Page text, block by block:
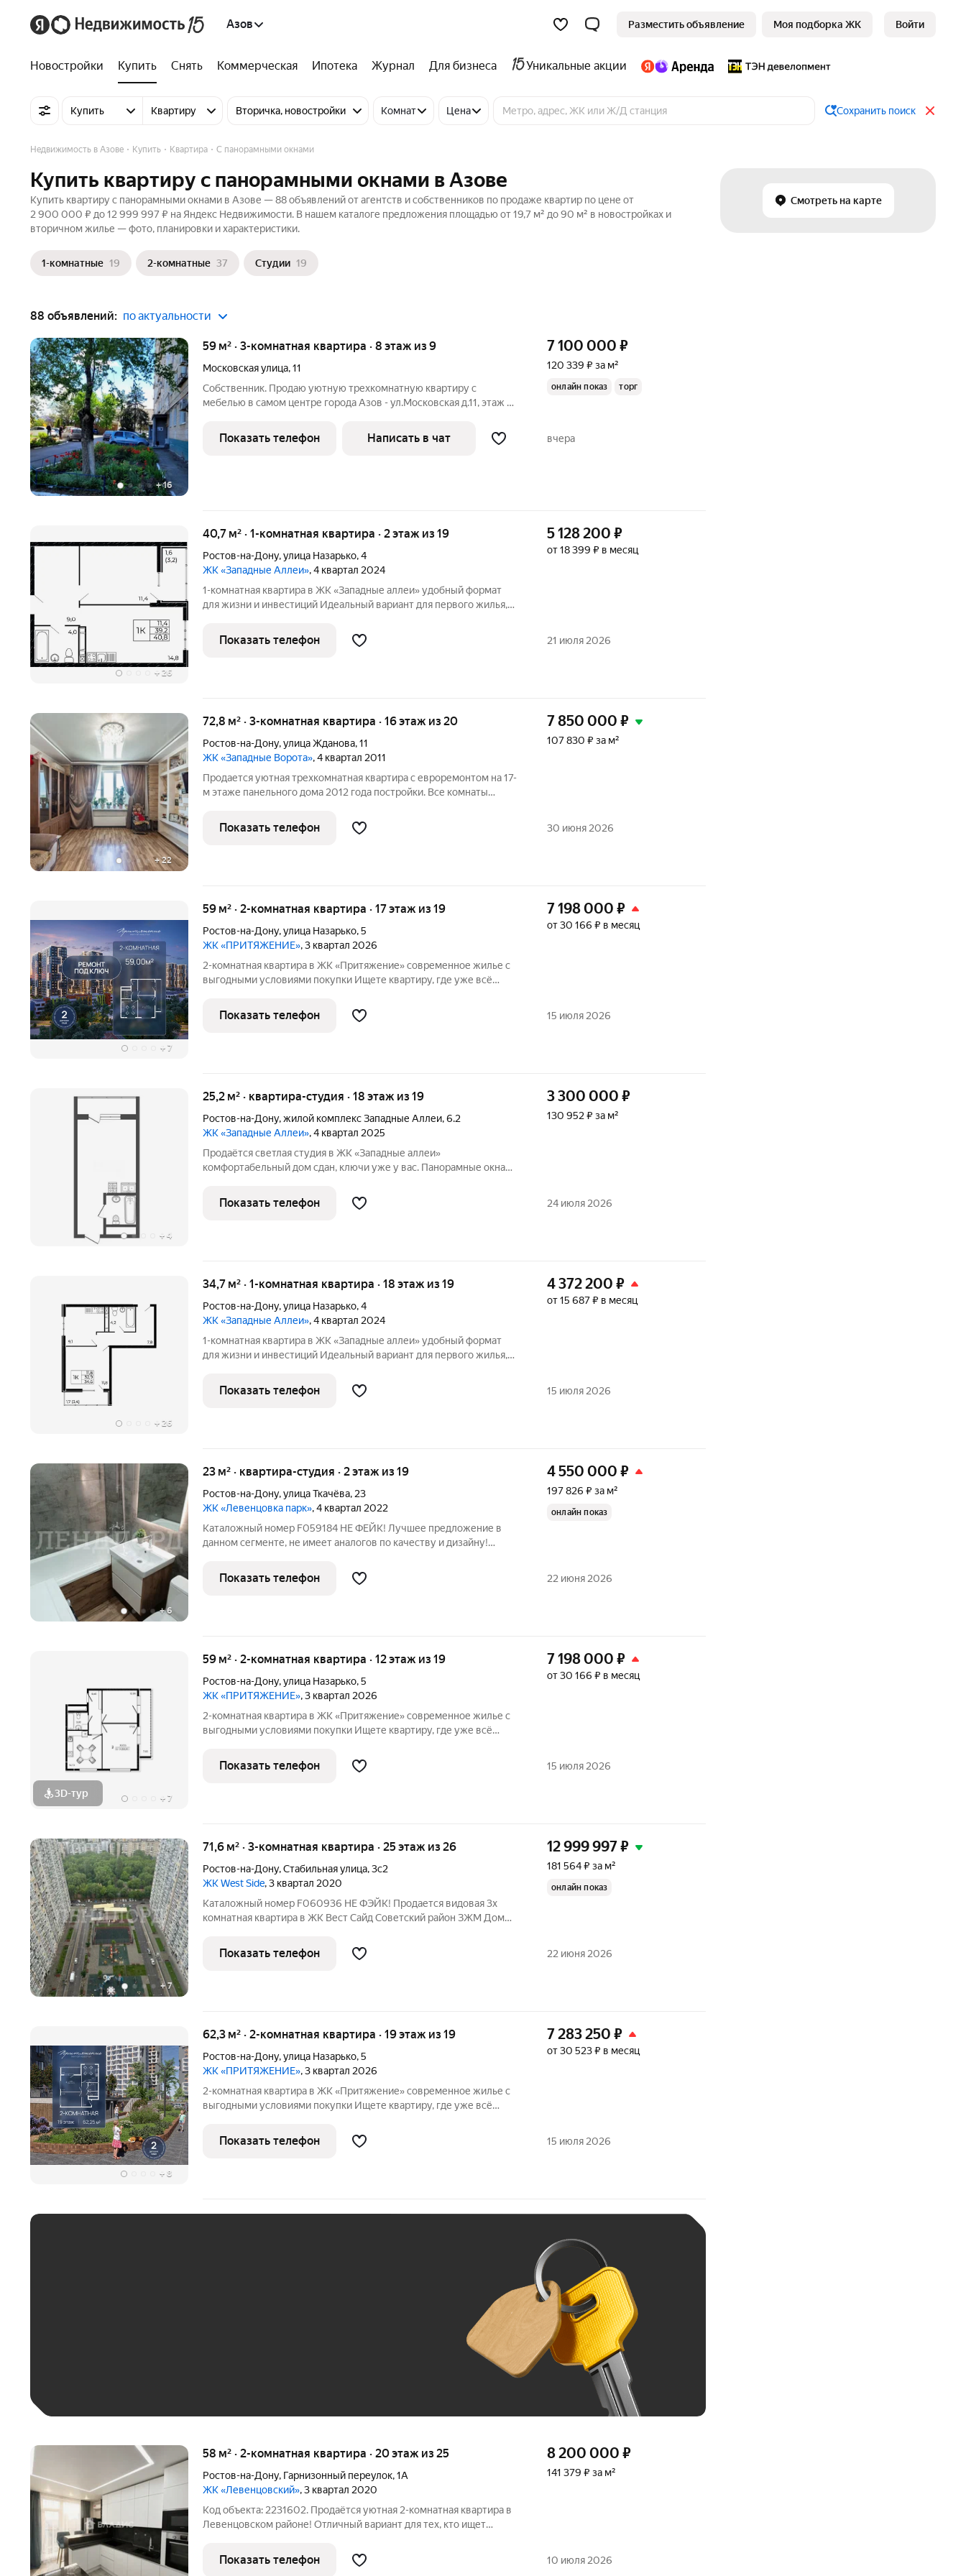
Азов Разместить объявление Моя подборка ЖК Войти
Новостройки Купить Снять Коммерческая Ипотека Журнал Для бизнеса Уникальные акции
Купить Квартиру Вторичка, новостройки Комнат Цена Сохранить поиск
Смотреть на карте
Недвижимость в Азове Купить Квартира С панорамными окнами
Купить квартиру с панорамными окнами в Азове
Купить квартиру с панорамными окнами в Азове — 88 объявлений от агентств и собственников по продаже квартир по цене от
2 900 000 ₽ до 12 999 997 ₽ на Яндекс Недвижимости. В нашем каталоге предложения площадью от 19,7 м² до 90 м² в новостройках и
вторичном жилье — фото, планировки и характеристики.
1-комнатные 19 2-комнатные 37 Студии 19
88 объявлений: по актуальности
+16
59 м² · 3-комнатная квартира · 8 этаж из 9
Московская улица,11
Собственник. Продаю уютную трехкомнатную квартиру с
мебелью в самом центре города Азов - ул.Московская д.11, этаж 8.
Окна из двух комнат и кухни выходят в тихий зеленый
благоустроенный двор,
7 100 000 ₽
120 339 ₽ за м²
онлайн показ торг
Показать телефон Написать в чат вчера
+ 26
40,7 м² · 1-комнатная квартира · 2 этаж из 19
Ростов-на-Дону,улица Назарько,4
ЖК «Западные Аллеи», 4 квартал 2024
1-комнатная квартира в ЖК «Западные аллеи» удобный формат
для жизни и инвестиций Идеальный вариант для первого жилья,
Акции и бонусы: Семейная ипотека 6% на весь срок. Важно: 10
июня
5 128 200 ₽
от 18 399 ₽ в месяц
Показать телефон 21 июля 2026
+22
72,8 м² · 3-комнатная квартира · 16 этаж из 20
Ростов-на-Дону,улица Жданова,11
ЖК «Западные Ворота», 4 квартал 2011
Продается уютная трехкомнатная квартира с евроремонтом на 17-
м этаже панельного дома 2012 года постройки. Все комнаты
каждого члена семьи. Из окон открывается панорамный вид на
город и солнечная
7 850 000 ₽
107 830 ₽ за м²
Показать телефон 30 июня 2026
+ 7
59 м² · 2-комнатная квартира · 17 этаж из 19
Ростов-на-Дону,улица Назарько,5
ЖК «ПРИТЯЖЕНИЕ», 3 квартал 2026
2-комнатная квартира в ЖК «Притяжение» современное жилье с
выгодными условиями покупки Ищете квартиру, где уже всё
формат жилого пространства: архитектура, инфраструктура и
удобство в одном
7 198 000 ₽
от 30 166 ₽ в месяц
Показать телефон 15 июля 2026
+ 4
25,2 м² · квартира-студия · 18 этаж из 19
Ростов-на-Дону,жилой комплекс Западные Аллеи,6.2
ЖК «Западные Аллеи», 4 квартал 2025
Продаётся светлая студия в ЖК «Западные аллеи»
комфортабельный дом сдан, ключи уже у вас. Панорамные окна
Квартира не угловая, тёплая, с черновой отделкой от застройщика
идеальная основа для
3 300 000 ₽
130 952 ₽ за м²
Показать телефон 24 июля 2026
+ 26
34,7 м² · 1-комнатная квартира · 18 этаж из 19
Ростов-на-Дону,улица Назарько,4
ЖК «Западные Аллеи», 4 квартал 2024
1-комнатная квартира в ЖК «Западные аллеи» удобный формат
для жизни и инвестиций Идеальный вариант для первого жилья,
Акции и бонусы: Семейная ипотека 6% на весь срок. Важно: 10
июня
4 372 200 ₽
от 15 687 ₽ в месяц
Показать телефон 15 июля 2026
+6
23 м² · квартира-студия · 2 этаж из 19
Ростов-на-Дону,улица Ткачёва, 23
ЖК «Левенцовка парк», 4 квартал 2022
Каталожный номер F059184 НЕ ФЕЙК! Лучшее предложение в
данном сегменте, не имеет аналогов по качеству и дизайну!
время! Новый-современный ремонт, совершенно не требует
вложений, вся мебель
4 550 000 ₽
197 826 ₽ за м²
онлайн показ
Показать телефон 22 июня 2026
3D-тур + 7
59 м² · 2-комнатная квартира · 12 этаж из 19
Ростов-на-Дону,улица Назарько,5
ЖК «ПРИТЯЖЕНИЕ», 3 квартал 2026
2-комнатная квартира в ЖК «Притяжение» современное жилье с
выгодными условиями покупки Ищете квартиру, где уже всё
формат жилого пространства: архитектура, инфраструктура и
удобство в одном
7 198 000 ₽
от 30 166 ₽ в месяц
Показать телефон 15 июля 2026
+7
71,6 м² · 3-комнатная квартира · 25 этаж из 26
Ростов-на-Дону,Стабильная улица,3с2
ЖК West Side, 3 квартал 2020
Каталожный номер F060936 НЕ ФЭЙК! Продается видовая 3x
комнатная квартира в ЖК Вест Сайд Советский район ЗЖМ Дом
периметру,есть охрана 5 минут до Стачки,Зорге Развитая
инфраструктура Своя
12 999 997₽
181 564 ₽ за м²
онлайн показ
Показать телефон 22 июня 2026
+ 8
62,3 м² · 2-комнатная квартира · 19 этаж из 19
Ростов-на-Дону,улица Назарько,5
ЖК «ПРИТЯЖЕНИЕ», 3 квартал 2026
2-комнатная квартира в ЖК «Притяжение» современное жилье с
выгодными условиями покупки Ищете квартиру, где уже всё
формат жилого пространства: архитектура, инфраструктура и
удобство в одном
7 283 250 ₽
от 30 523 ₽ в месяц
Показать телефон 15 июля 2026
58 м² · 2-комнатная квартира · 20 этаж из 25
Ростов-на-Дону, Гарнизонный переулок,1А
ЖК «Левенцовский», 3 квартал 2020
Код объекта: 2231602. Продаётся уютная 2-комнатная квартира в
Левенцовском районе! Отличный вариант для тех, кто ищет
дополнительных вложений. ПЛАНИРОВКА: Родительская спальня
с гардеробом Спальня
8 200 000 ₽
141 379 ₽ за м²
Показать телефон 10 июля 2026